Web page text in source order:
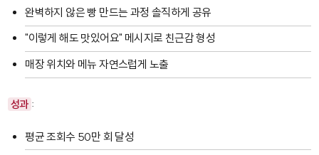
완벽하지 않은 빵 만드는 과정 솔직하게 공유
"이렇게 해도 맛있어요" 메시지로 친근감 형성
매장 위치와 메뉴 자연스럽게 노출
성과 :
평균 조회수 50만 회 달성